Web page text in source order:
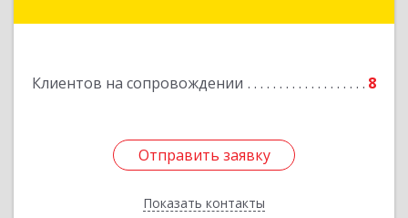
Клиентов на сопровождении 8
Отправить заявку
Показать контакты
Отправить заявку
Назад